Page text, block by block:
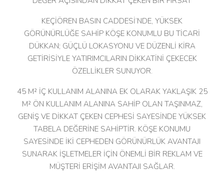
KEÇİÖREN BASIN CADDESİ’NDE, YÜKSEK
GÖRÜNÜRLÜĞE SAHİP KÖŞE KONUMLU BU TİCARİ
DÜKKAN; GÜÇLÜ LOKASYONU VE DÜZENLİ KİRA
GETİRİSİYLE YATIRIMCILARIN DİKKATİNİ ÇEKECEK
ÖZELLİKLER SUNUYOR.
45 M² İÇ KULLANIM ALANINA EK OLARAK YAKLAŞIK 25
M² ÖN KULLANIM ALANINA SAHİP OLAN TAŞINMAZ,
GENİŞ VE DİKKAT ÇEKEN CEPHESİ SAYESİNDE YÜKSEK
TABELA DEĞERİNE SAHİPTİR. KÖŞE KONUMU
SAYESİNDE İKİ CEPHEDEN GÖRÜNÜRLÜK AVANTAJI
SUNARAK İŞLETMELER İÇİN ÖNEMLİ BİR REKLAM VE
MÜŞTERİ ERİŞİM AVANTAJI SAĞLAR.